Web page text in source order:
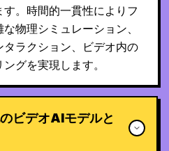
。時間的一貫性によりフ
物理シミュレーション、
ラクション、ビデオ内の
グを実現します。
ビデオAIモデルと